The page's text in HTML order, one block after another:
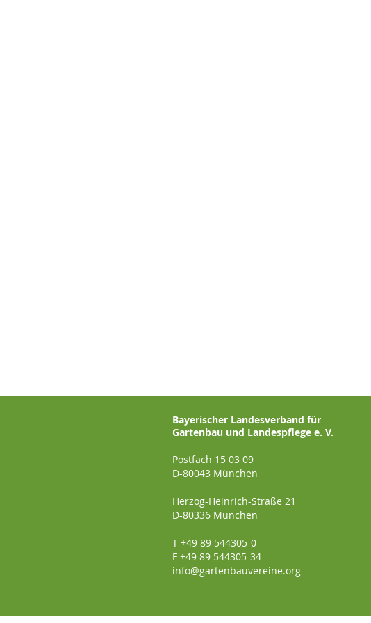
Bayerischer Landesverband für
Gartenbau und Landespflege e. V.
Postfach 15 03 09
D-80043 München
Herzog-Heinrich-Straße 21
D-80336 München
T +49 89 544305-0
F +49 89 544305-34
info@gartenbauvereine.org